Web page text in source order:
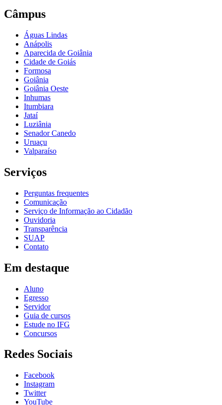
Câmpus
Águas Lindas
Anápolis
Aparecida de Goiânia
Cidade de Goiás
Formosa
Goiânia
Goiânia Oeste
Inhumas
Itumbiara
Jataí
Luziânia
Senador Canedo
Uruaçu
Valparaíso
Serviços
Perguntas frequentes
Comunicação
Serviço de Informação ao Cidadão
Ouvidoria
Transparência
SUAP
Contato
Em destaque
Aluno
Egresso
Servidor
Guia de cursos
Estude no IFG
Concursos
Redes Sociais
Facebook
Instagram
Twitter
YouTube